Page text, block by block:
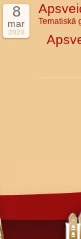
8
mar
2020
Tematiskā